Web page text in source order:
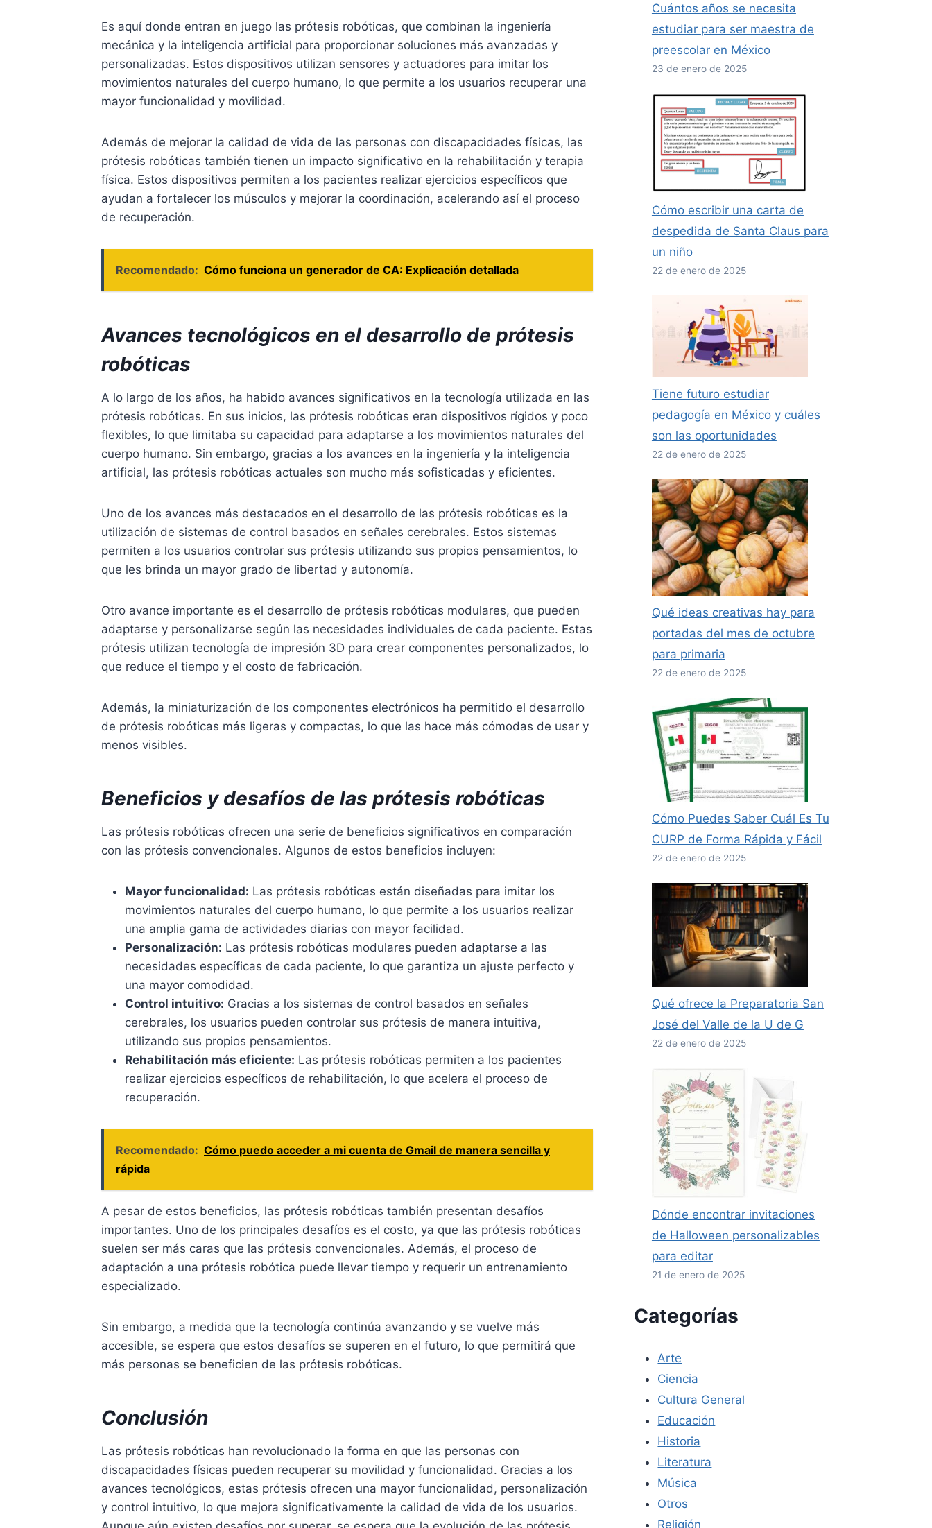
Es aquí donde entran en juego las prótesis robóticas, que combinan la ingeniería
mecánica y la inteligencia artificial para proporcionar soluciones más avanzadas y
personalizadas. Estos dispositivos utilizan sensores y actuadores para imitar los
movimientos naturales del cuerpo humano, lo que permite a los usuarios recuperar una
mayor funcionalidad y movilidad.
Además de mejorar la calidad de vida de las personas con discapacidades físicas, las
prótesis robóticas también tienen un impacto significativo en la rehabilitación y terapia
física. Estos dispositivos permiten a los pacientes realizar ejercicios específicos que
ayudan a fortalecer los músculos y mejorar la coordinación, acelerando así el proceso
de recuperación.
Recomendado: Cómo funciona un generador de CA: Explicación detallada
Avances tecnológicos en el desarrollo de prótesis
robóticas
A lo largo de los años, ha habido avances significativos en la tecnología utilizada en las
prótesis robóticas. En sus inicios, las prótesis robóticas eran dispositivos rígidos y poco
flexibles, lo que limitaba su capacidad para adaptarse a los movimientos naturales del
cuerpo humano. Sin embargo, gracias a los avances en la ingeniería y la inteligencia
artificial, las prótesis robóticas actuales son mucho más sofisticadas y eficientes.
Uno de los avances más destacados en el desarrollo de las prótesis robóticas es la
utilización de sistemas de control basados en señales cerebrales. Estos sistemas
permiten a los usuarios controlar sus prótesis utilizando sus propios pensamientos, lo
que les brinda un mayor grado de libertad y autonomía.
Otro avance importante es el desarrollo de prótesis robóticas modulares, que pueden
adaptarse y personalizarse según las necesidades individuales de cada paciente. Estas
prótesis utilizan tecnología de impresión 3D para crear componentes personalizados, lo
que reduce el tiempo y el costo de fabricación.
Además, la miniaturización de los componentes electrónicos ha permitido el desarrollo
de prótesis robóticas más ligeras y compactas, lo que las hace más cómodas de usar y
menos visibles.
Beneficios y desafíos de las prótesis robóticas
Las prótesis robóticas ofrecen una serie de beneficios significativos en comparación
con las prótesis convencionales. Algunos de estos beneficios incluyen:
Mayor funcionalidad: Las prótesis robóticas están diseñadas para imitar los
movimientos naturales del cuerpo humano, lo que permite a los usuarios realizar
una amplia gama de actividades diarias con mayor facilidad.
Personalización: Las prótesis robóticas modulares pueden adaptarse a las
necesidades específicas de cada paciente, lo que garantiza un ajuste perfecto y
una mayor comodidad.
Control intuitivo: Gracias a los sistemas de control basados en señales
cerebrales, los usuarios pueden controlar sus prótesis de manera intuitiva,
utilizando sus propios pensamientos.
Rehabilitación más eficiente: Las prótesis robóticas permiten a los pacientes
realizar ejercicios específicos de rehabilitación, lo que acelera el proceso de
recuperación.
Recomendado: Cómo puedo acceder a mi cuenta de Gmail de manera sencilla y
rápida
A pesar de estos beneficios, las prótesis robóticas también presentan desafíos
importantes. Uno de los principales desafíos es el costo, ya que las prótesis robóticas
suelen ser más caras que las prótesis convencionales. Además, el proceso de
adaptación a una prótesis robótica puede llevar tiempo y requerir un entrenamiento
especializado.
Sin embargo, a medida que la tecnología continúa avanzando y se vuelve más
accesible, se espera que estos desafíos se superen en el futuro, lo que permitirá que
más personas se beneficien de las prótesis robóticas.
Conclusión
Las prótesis robóticas han revolucionado la forma en que las personas con
discapacidades físicas pueden recuperar su movilidad y funcionalidad. Gracias a los
avances tecnológicos, estas prótesis ofrecen una mayor funcionalidad, personalización
y control intuitivo, lo que mejora significativamente la calidad de vida de los usuarios.
Cuántos años se necesita
estudiar para ser maestra de
preescolar en México
23 de enero de 2025
Cómo escribir una carta de
despedida de Santa Claus para
un niño
22 de enero de 2025
Tiene futuro estudiar
pedagogía en México y cuáles
son las oportunidades
22 de enero de 2025
Qué ideas creativas hay para
portadas del mes de octubre
para primaria
22 de enero de 2025
Cómo Puedes Saber Cuál Es Tu
CURP de Forma Rápida y Fácil
22 de enero de 2025
Qué ofrece la Preparatoria San
José del Valle de la U de G
22 de enero de 2025
Dónde encontrar invitaciones
de Halloween personalizables
para editar
21 de enero de 2025
Categorías
Arte
Ciencia
Cultura General
Educación
Historia
Literatura
Música
Otros
Religión